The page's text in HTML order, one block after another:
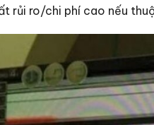
rủi ro/chi phí cao nếu